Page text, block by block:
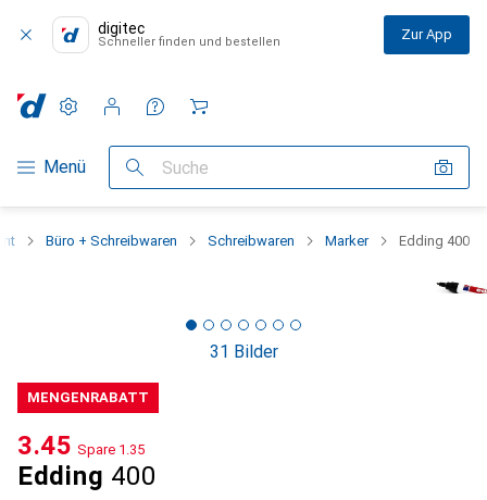
digitec
Schneller finden und bestellen Zur App
Navigation nach Kategorien
Menü Suche
Einstellungen
Kundenkonto
Vergleichslisten
Merklisten
Warenkorb
Büro + Schreibwaren Schreibwaren Marker Edding 400
31 Bilder
MENGENRABATT
Edding 400
CHF
3.45 Spare CHF
1.35